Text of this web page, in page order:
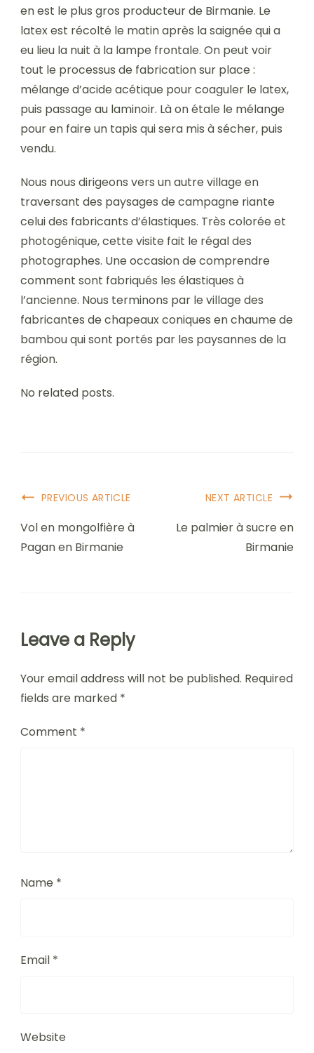
en est le plus gros producteur de Birmanie. Le
latex est récolté le matin après la saignée qui a
eu lieu la nuit à la lampe frontale. On peut voir
tout le processus de fabrication sur place :
mélange d’acide acétique pour coaguler le latex,
puis passage au laminoir. Là on étale le mélange
pour en faire un tapis qui sera mis à sécher, puis
vendu.
Nous nous dirigeons vers un autre village en
traversant des paysages de campagne riante
celui des fabricants d’élastiques. Très colorée et
photogénique, cette visite fait le régal des
photographes. Une occasion de comprendre
comment sont fabriqués les élastiques à
l’ancienne. Nous terminons par le village des
fabricantes de chapeaux coniques en chaume de
bambou qui sont portés par les paysannes de la
région.
No related posts.
Post
Navigation
PREVIOUS ARTICLE
Vol en mongolfière à
Pagan en Birmanie
NEXT ARTICLE
Le palmier à sucre en
Birmanie
Leave a Reply
Your email address will not be published. Required
fields are marked *
Comment *
Name *
Email *
Website